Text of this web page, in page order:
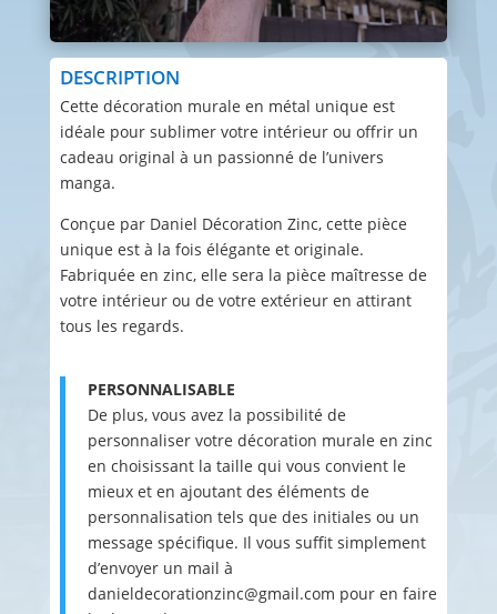
DESCRIPTION
Cette décoration murale en métal unique est
idéale pour sublimer votre intérieur ou offrir un
cadeau original à un passionné de l’univers
manga.
Conçue par Daniel Décoration Zinc, cette pièce
unique est à la fois élégante et originale.
Fabriquée en zinc, elle sera la pièce maîtresse de
votre intérieur ou de votre extérieur en attirant
tous les regards.
PERSONNALISABLE
De plus, vous avez la possibilité de
personnaliser votre décoration murale en zinc
en choisissant la taille qui vous convient le
mieux et en ajoutant des éléments de
personnalisation tels que des initiales ou un
message spécifique. Il vous suffit simplement
d’envoyer un mail à
danieldecorationzinc@gmail.com pour en faire